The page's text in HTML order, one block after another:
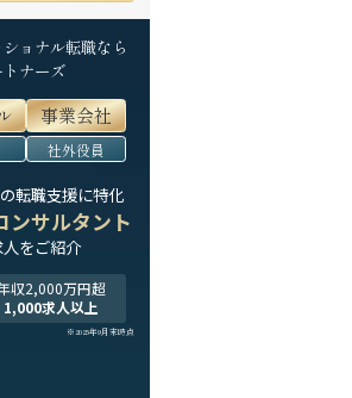
ョナル転職なら
ナーズ
事業会社
社外役員
の転職支援に特化
ンサルタント
をご紹介
収2,000万円超
1,000求人以上
※2025年9月末時点